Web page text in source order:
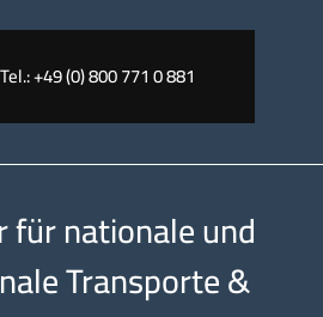
+49 (0) 800 771 0 881
für nationale und
Transporte &